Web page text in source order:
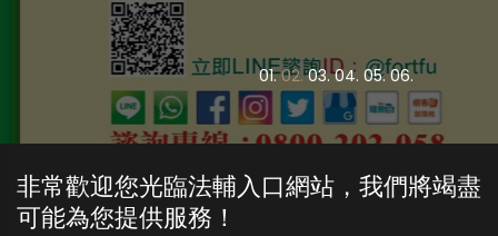
01. 02. 03. 04. 05. 06.
非常歡迎您光臨法輔入口網站，我們將竭盡
可能為您提供服務！